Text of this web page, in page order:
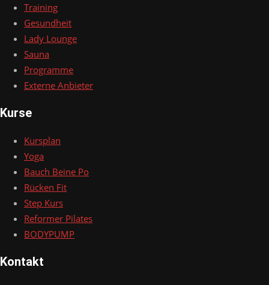
Training
Gesundheit
Lady Lounge
Sauna
Programme
Externe Anbieter
Kurse
Kursplan
Yoga
Bauch Beine Po
Rücken Fit
Step Kurs
Reformer Pilates
BODYPUMP
Kontakt